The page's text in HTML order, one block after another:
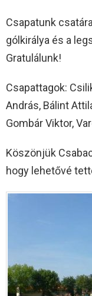
Csapatunk
gólkirálya és a
Gratulálunk!
Csapattagok:
András, Bálint
Gombár Viktor,
Köszönjük
hogy lehetővé